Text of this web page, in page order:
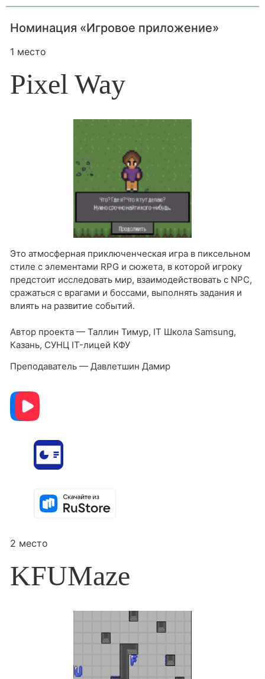
Номинация «Игровое приложение»
1 место
Pixel Way
Это атмосферная приключенческая игра в пиксельном
стиле с элементами RPG и сюжета, в которой игроку
предстоит исследовать мир, взаимодействовать с NPC,
сражаться с врагами и боссами, выполнять задания и
влиять на развитие событий.
Автор проекта — Таллин Тимур, IT Школа Samsung,
Казань, СУНЦ IT-лицей КФУ
Преподаватель — Давлетшин Дамир
2 место
KFUMaze